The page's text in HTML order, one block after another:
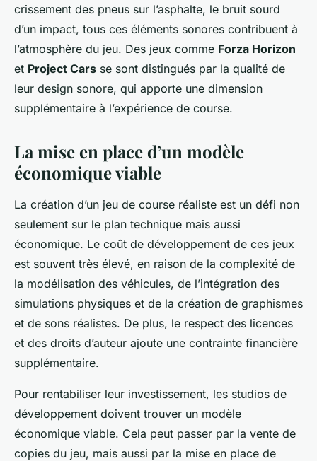
crissement des pneus sur l’asphalte, le bruit sourd
d’un impact, tous ces éléments sonores contribuent à
l’atmosphère du jeu. Des jeux comme Forza Horizon
et Project Cars se sont distingués par la qualité de
leur design sonore, qui apporte une dimension
supplémentaire à l’expérience de course.
La mise en place d’un modèle
économique viable
La création d’un jeu de course réaliste est un défi non
seulement sur le plan technique mais aussi
économique. Le coût de développement de ces jeux
est souvent très élevé, en raison de la complexité de
la modélisation des véhicules, de l’intégration des
simulations physiques et de la création de graphismes
et de sons réalistes. De plus, le respect des licences
et des droits d’auteur ajoute une contrainte financière
supplémentaire.
Pour rentabiliser leur investissement, les studios de
développement doivent trouver un modèle
économique viable. Cela peut passer par la vente de
copies du jeu, mais aussi par la mise en place de